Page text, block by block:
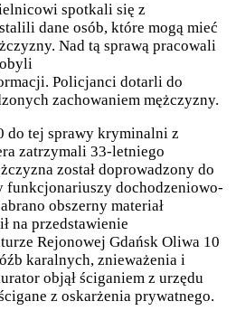
spotkali się z
dane osób, które mogą mieć
Nad tą sprawą pracowali
Policjanci dotarli do
zachowaniem mężczyzny.
do tej sprawy kryminalni z
zatrzymali 33-letniego
został doprowadzony do
funkcjonariuszy dochodzeniowo-
obszerny materiał
na przedstawienie
Rejonowej Gdańsk Oliwa 10
karalnych, znieważenia i
objął ściganiem z urzędu
z oskarżenia prywatnego.